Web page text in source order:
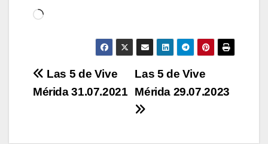
Cargando...
Navegación
de
Las 5 de Vive
Mérida 29.07.2023
Las 5 de Vive
Mérida 31.07.2021